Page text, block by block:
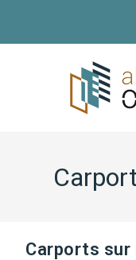
Carports sur